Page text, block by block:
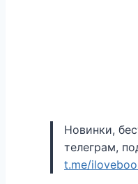
Новинки,
телеграм,
t.me/